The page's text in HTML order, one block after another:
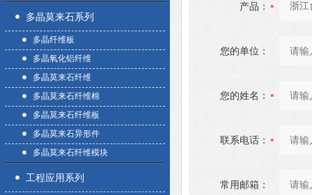
多晶莫来石系列
多晶纤维板
多晶氧化铝纤维
多晶莫来石纤维
多晶莫来石纤维棉
多晶莫来石纤维板
多晶莫来石异形件
多晶莫来石纤维模块
工程应用系列
产品：
您的单位：
您的姓名：
联系电话：
常用邮箱：